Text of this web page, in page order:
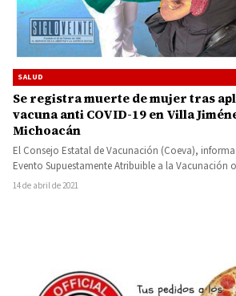
SALUD
Se registra muerte de mujer tras
vacuna anti COVID-19 en Villa
Michoacán
El Consejo Estatal de Vacunación (Coeva),
Evento Supuestamente Atribuible a la Vacunación
14 de abril de 2021